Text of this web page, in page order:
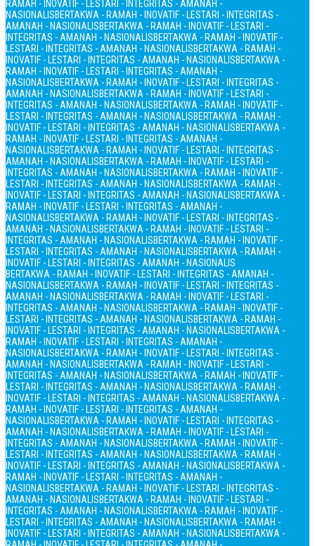
RAMAH - INOVATIF - LESTARI - INTEGRITAS - AMANAH -
NASIONALISBERTAKWA - RAMAH - INOVATIF - LESTARI - INTEGRITAS -
AMANAH - NASIONALISBERTAKWA - RAMAH - INOVATIF - LESTARI -
INTEGRITAS - AMANAH - NASIONALISBERTAKWA - RAMAH - INOVATIF -
LESTARI - INTEGRITAS - AMANAH - NASIONALISBERTAKWA - RAMAH -
INOVATIF - LESTARI - INTEGRITAS - AMANAH - NASIONALISBERTAKWA -
RAMAH - INOVATIF - LESTARI - INTEGRITAS - AMANAH -
NASIONALISBERTAKWA - RAMAH - INOVATIF - LESTARI - INTEGRITAS -
AMANAH - NASIONALISBERTAKWA - RAMAH - INOVATIF - LESTARI -
INTEGRITAS - AMANAH - NASIONALISBERTAKWA - RAMAH - INOVATIF -
LESTARI - INTEGRITAS - AMANAH - NASIONALISBERTAKWA - RAMAH -
INOVATIF - LESTARI - INTEGRITAS - AMANAH - NASIONALISBERTAKWA -
RAMAH - INOVATIF - LESTARI - INTEGRITAS - AMANAH -
NASIONALISBERTAKWA - RAMAH - INOVATIF - LESTARI - INTEGRITAS -
AMANAH - NASIONALISBERTAKWA - RAMAH - INOVATIF - LESTARI -
INTEGRITAS - AMANAH - NASIONALISBERTAKWA - RAMAH - INOVATIF -
LESTARI - INTEGRITAS - AMANAH - NASIONALISBERTAKWA - RAMAH -
INOVATIF - LESTARI - INTEGRITAS - AMANAH - NASIONALISBERTAKWA -
RAMAH - INOVATIF - LESTARI - INTEGRITAS - AMANAH -
NASIONALISBERTAKWA - RAMAH - INOVATIF - LESTARI - INTEGRITAS -
AMANAH - NASIONALISBERTAKWA - RAMAH - INOVATIF - LESTARI -
INTEGRITAS - AMANAH - NASIONALISBERTAKWA - RAMAH - INOVATIF -
LESTARI - INTEGRITAS - AMANAH - NASIONALISBERTAKWA - RAMAH -
INOVATIF - LESTARI - INTEGRITAS - AMANAH - NASIONALIS
BERTAKWA - RAMAH - INOVATIF - LESTARI - INTEGRITAS - AMANAH -
NASIONALISBERTAKWA - RAMAH - INOVATIF - LESTARI - INTEGRITAS -
AMANAH - NASIONALISBERTAKWA - RAMAH - INOVATIF - LESTARI -
INTEGRITAS - AMANAH - NASIONALISBERTAKWA - RAMAH - INOVATIF -
LESTARI - INTEGRITAS - AMANAH - NASIONALISBERTAKWA - RAMAH -
INOVATIF - LESTARI - INTEGRITAS - AMANAH - NASIONALISBERTAKWA -
RAMAH - INOVATIF - LESTARI - INTEGRITAS - AMANAH -
NASIONALISBERTAKWA - RAMAH - INOVATIF - LESTARI - INTEGRITAS -
AMANAH - NASIONALISBERTAKWA - RAMAH - INOVATIF - LESTARI -
INTEGRITAS - AMANAH - NASIONALISBERTAKWA - RAMAH - INOVATIF -
LESTARI - INTEGRITAS - AMANAH - NASIONALISBERTAKWA - RAMAH -
INOVATIF - LESTARI - INTEGRITAS - AMANAH - NASIONALISBERTAKWA -
RAMAH - INOVATIF - LESTARI - INTEGRITAS - AMANAH -
NASIONALISBERTAKWA - RAMAH - INOVATIF - LESTARI - INTEGRITAS -
AMANAH - NASIONALISBERTAKWA - RAMAH - INOVATIF - LESTARI -
INTEGRITAS - AMANAH - NASIONALISBERTAKWA - RAMAH - INOVATIF -
LESTARI - INTEGRITAS - AMANAH - NASIONALISBERTAKWA - RAMAH -
INOVATIF - LESTARI - INTEGRITAS - AMANAH - NASIONALISBERTAKWA -
RAMAH - INOVATIF - LESTARI - INTEGRITAS - AMANAH -
NASIONALISBERTAKWA - RAMAH - INOVATIF - LESTARI - INTEGRITAS -
AMANAH - NASIONALISBERTAKWA - RAMAH - INOVATIF - LESTARI -
INTEGRITAS - AMANAH - NASIONALISBERTAKWA - RAMAH - INOVATIF -
LESTARI - INTEGRITAS - AMANAH - NASIONALISBERTAKWA - RAMAH -
INOVATIF - LESTARI - INTEGRITAS - AMANAH - NASIONALISBERTAKWA -